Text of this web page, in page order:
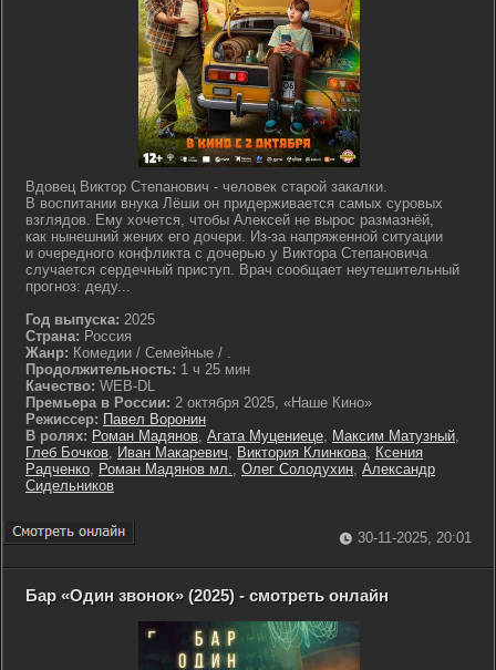
Вдовец Виктор Степанович - человек старой закалки.
В воспитании внука Лёши он придерживается самых суровых
взглядов. Ему хочется, чтобы Алексей не вырос размазнёй,
как нынешний жених его дочери. Из-за напряженной ситуации
и очередного конфликта с дочерью у Виктора Степановича
случается сердечный приступ. Врач сообщает неутешительный
прогноз: деду...
Год выпуска: 2025
Страна: Россия
Жанр: Комедии / Семейные / .
Продолжительность: 1 ч 25 мин
Качество: WEB-DL
Премьера в России: 2 октября 2025, «Наше Кино»
Режиссер: Павел Воронин
В ролях: Роман Мадянов, Агата Муцениеце, Максим Матузный,
Глеб Бочков, Иван Макаревич, Виктория Клинкова, Ксения
Радченко, Роман Мадянов мл., Олег Солодухин, Александр
Сидельников
30-11-2025, 20:01
Бар «Один звонок» (2025) - смотреть онлайн